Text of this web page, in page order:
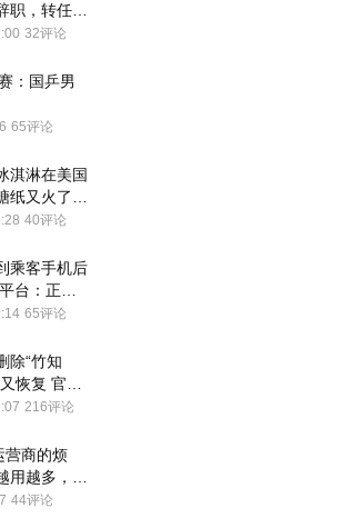
职，转任思
32评论
：国乒男
65评论
淇淋在美国
纸又火了！
平面设计经
40评论
乘客手机后
台：正和
65评论
除“竹知
恢复 官媒
要大度的，
216评论
营商的烦
用越多，收
44评论